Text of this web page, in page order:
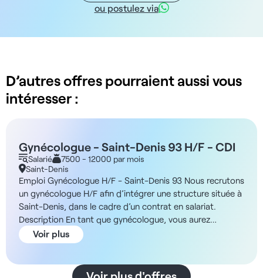
ou postulez via
D’autres offres pourraient aussi vous
intéresser :
Gynécologue - Saint-Denis 93 H/F - CDI
Salarié
7500 - 12000 par mois
Saint-Denis
Emploi Gynécologue H/F - Saint-Denis 93 Nous recrutons
un gynécologue H/F afin d’intégrer une structure située à
Saint-Denis, dans le cadre d’un contrat en salariat.
Description En tant que gynécologue, vous aurez
l'opportunité de pratiquer dans un environnement
innovant combinant une approche digitale et physique,
complet des patients tout en bénéficiant d'une grande
Voir plus